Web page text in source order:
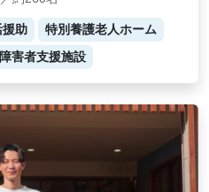
援助
特別養護老人ホーム
障害者支援施設